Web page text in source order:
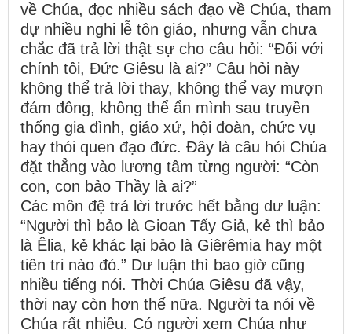
về Chúa, đọc nhiều sách đạo về Chúa, tham
dự nhiều nghi lễ tôn giáo, nhưng vẫn chưa
chắc đã trả lời thật sự cho câu hỏi: “Đối với
chính tôi, Đức Giêsu là ai?” Câu hỏi này
không thể trả lời thay, không thể vay mượn
đám đông, không thể ẩn mình sau truyền
thống gia đình, giáo xứ, hội đoàn, chức vụ
hay thói quen đạo đức. Đây là câu hỏi Chúa
đặt thẳng vào lương tâm từng người: “Còn
con, con bảo Thầy là ai?”
Các môn đệ trả lời trước hết bằng dư luận:
“Người thì bảo là Gioan Tẩy Giả, kẻ thì bảo
là Êlia, kẻ khác lại bảo là Giêrêmia hay một
tiên tri nào đó.” Dư luận thì bao giờ cũng
nhiều tiếng nói. Thời Chúa Giêsu đã vậy,
thời nay còn hơn thế nữa. Người ta nói về
Chúa rất nhiều. Có người xem Chúa như